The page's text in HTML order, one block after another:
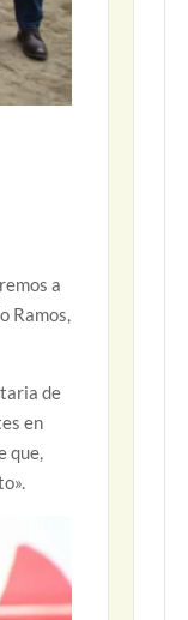
a
Ramos,
de
en
que,